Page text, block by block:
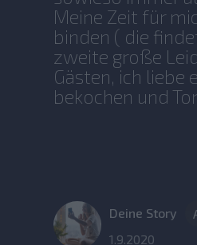
Meine Zeit für
binden ( die
zweite große
Gästen, ich liebe
bekochen und
Deine Story
1.9.2020